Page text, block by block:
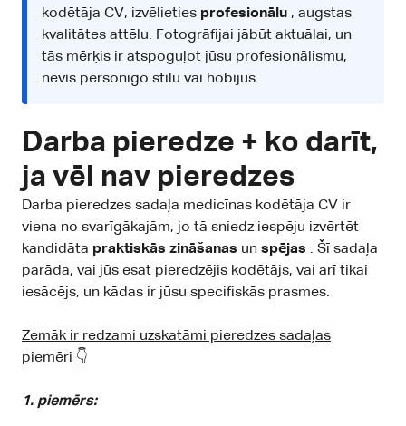
kodētāja CV, izvēlieties profesionālu , augstas
kvalitātes attēlu. Fotogrāfijai jābūt aktuālai, un
tās mērķis ir atspoguļot jūsu profesionālismu,
nevis personīgo stilu vai hobijus.
Darba pieredze + ko darīt,
ja vēl nav pieredzes
Darba pieredzes sadaļa medicīnas kodētāja CV ir
viena no svarīgākajām, jo tā sniedz iespēju izvērtēt
kandidāta praktiskās zināšanas un spējas . Šī sadaļa
parāda, vai jūs esat pieredzējis kodētājs, vai arī tikai
iesācējs, un kādas ir jūsu specifiskās prasmes.
Zemāk ir redzami uzskatāmi pieredzes sadaļas
piemēri 👇
1. piemērs: